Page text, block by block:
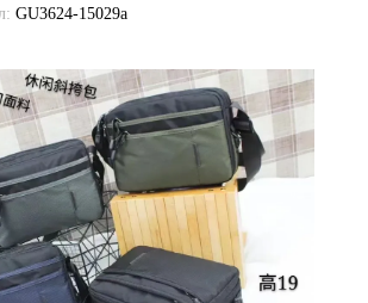
GU3624-15029a